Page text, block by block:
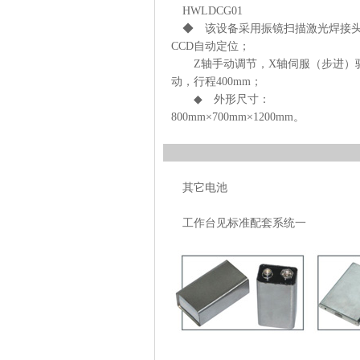
HWLDCG01
◆ 该设备采用振镜扫描激光焊接
CCD自动定位；
Z轴手动调节，X轴伺服（步进）
动，行程400mm；
◆ 外形尺寸：
800mm×700mm×1200mm。
其它电池
工作台见标准配套系统一